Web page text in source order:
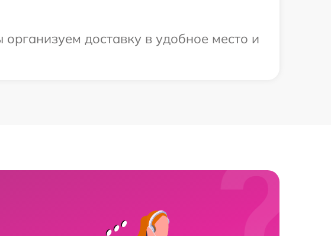
доставку в удобное место и